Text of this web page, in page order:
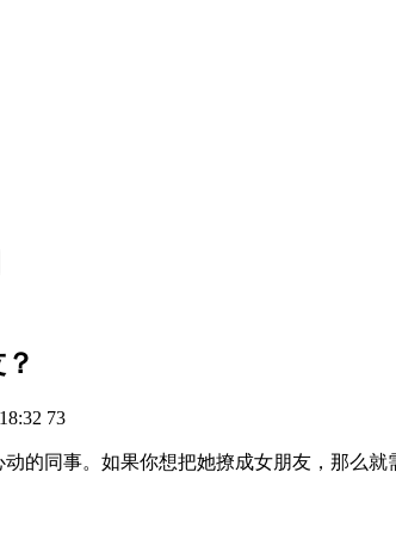
73
的同事。如果你想把她撩成女朋友，那么